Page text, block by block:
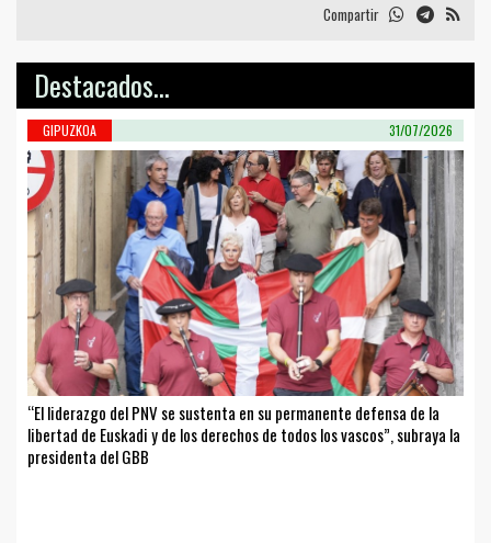
Compartir
Destacados...
GIPUZKOA 31/07/2026
“El liderazgo del PNV se sustenta en su permanente defensa de la
libertad de Euskadi y de los derechos de todos los vascos”, subraya la
presidenta del GBB